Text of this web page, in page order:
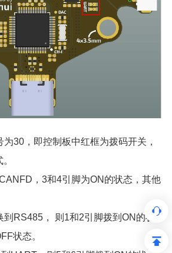
为30，即控制板中红框为拨码开关，
，3和4引脚为ON的状态，其他
到RS485， 则1和2引脚拨到ON的状
状态。